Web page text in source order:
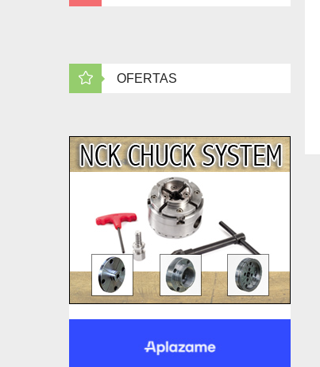
OFERTAS